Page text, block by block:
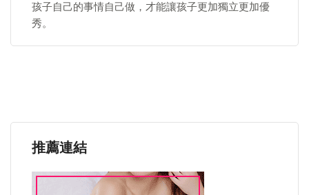
孩子自己的事情自己做，才能讓孩子更加獨立更加優
秀。
推薦連結